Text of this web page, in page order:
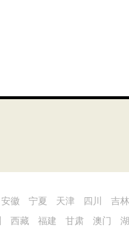
吉林
四川
天津
宁夏
安徽
澳门
甘肃
福建
西藏